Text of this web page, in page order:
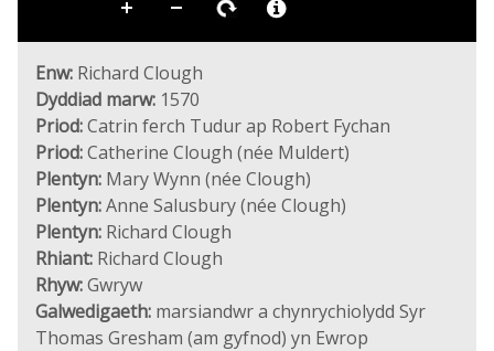
Enw: Richard Clough
Dyddiad marw: 1570
Priod:Catrin ferch Tudur ap Robert Fychan
Priod:Catherine Clough (née Muldert)
Plentyn: Mary Wynn (née Clough)
Plentyn:Anne Salusbury (née Clough)
Plentyn: Richard Clough
Rhiant: Richard Clough
Rhyw:Gwryw
Galwedigaeth: marsiandwr a chynrychiolydd Syr
Thomas Gresham (am gyfnod) yn Ewrop